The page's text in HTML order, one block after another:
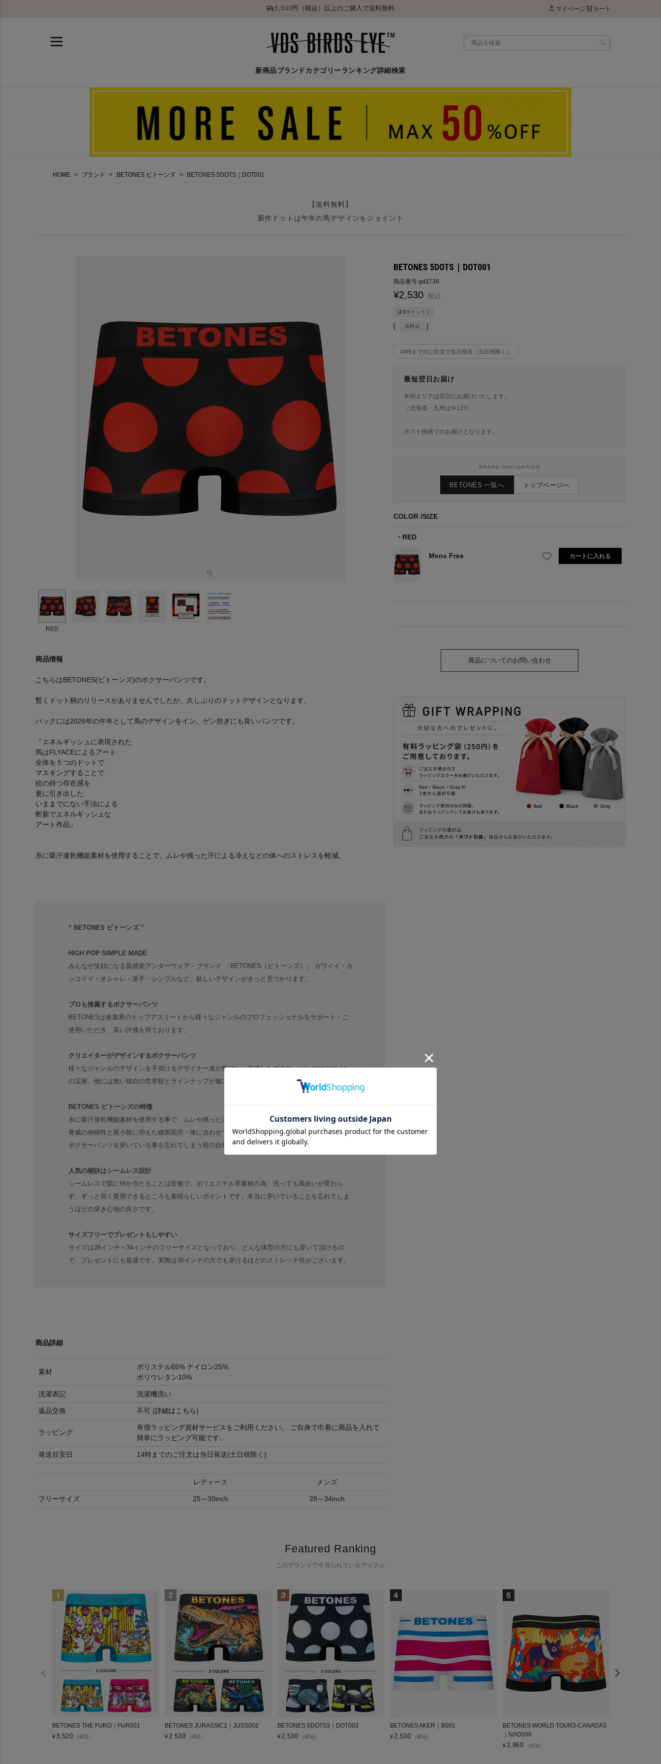
5,500円（税込）以上のご購入で送料無料 マイページ カート
新商品ブランド カテゴリーランキング詳細検索
HOME ブランド BETONES ビトーンズ BETONES 5DOTS｜DOT001
【送料無料】
新作ドットは午年の馬デザインをジョイント
RED
商品情報
こちらはBETONES(ビトーンズ)のボクサーパンツです。
暫くドット柄のリリースがありませんでしたが、久しぶりのドットデザインとなります。
バックには2026年の午年として馬のデザインをイン。ゲン担ぎにも良いパンツです。
『エネルギッシュに表現された
馬はFLYACEによるアート
全体を５つのドットで
マスキングすることで
絵の持つ存在感を
更に引き出した
いままでにない手法による
斬新でエネルギッシュな
アート作品』
糸に吸汗速乾機能素材を使用することで、ムレや残った汗による冷えなどの体へのストレスを軽減。
“ BETONES ビトーンズ ”
HIGH POP SIMPLE MADE
みんなが笑顔になる新感覚アンダーウェア・ブランド 「BETONES（ビトーンズ）」 カワイイ・カ
ッコイイ・オシャレ・派手・シンプルなど、欲しいデザインがきっと見つかります。
プロも推薦するボクサーパンツ
BETONESは各業界のトップアスリートから様々なジャンルのプロフェッショナルをサポート・ご
使用いただき、高い評価を得ております。
クリエイターがデザインするボクサーパンツ
様々なジャンルのデザインを手掛けるデザイナー達が集結し・完成したボクサーパンツはデザイン
の宝庫。他には無い独自の世界観とラインナップが魅力です。
BETONES ビトーンズの特徴
糸に吸汗速乾機能素材を使用する事で、ムレや残った汗による冷えなどの体へのストレスを軽減。
脅威の伸縮性と最小限に抑えた縫製箇所・体に合わせて立体的に編み込んでいく立体成型により、
ボクサーパンツを穿いている事を忘れてしまう程の自然な穿き心地を実現させました。
人気の秘訣はシームレス設計
シームレスで肌に何か当たることは皆無で、ポリエステル系素材の為、洗っても風合いが変わら
ず、ずっと長く愛用できるところも素晴らしいポイントです。本当に穿いていることを忘れてしま
うほどの穿き心地の良さです。
サイズフリーでプレゼントもしやすい
サイズは28インチ～34インチのフリーサイズとなっており、どんな体型の方にも穿いて頂けるの
で、プレゼントにも最適です。実際は36インチの方でも穿けるほどのストレッチ性がございます。
商品詳細
素材
ポリステル65% ナイロン25%
ポリウレタン10%
洗濯表記 洗濯機洗い
返品交換 不可 (詳細はこちら)
ラッピング
有償ラッピング資材サービスをご利用ください。 ご自身で巾着に商品を入れて
簡単にラッピング可能です。
発送目安日 14時までのご注文は当日発送(土日祝除く)
レディース メンズ
フリーサイズ 25～30inch 28～34inch
BETONES 5DOTS｜DOT001
商品番号 gd3738
¥2,530 税込
[23ポイント ]
送料込
14時までのご注文で当日発送（土日祝除く）
最短翌日お届け
本州エリアは翌日にお届けいたします。
（北海道・九州は中1日）
ポスト投函でのお届けとなります。
BRAND NAVIGATION
BETONES 一覧へ トップページへ
COLOR SIZE
RED
Mens Free カートに入れる
商品についてのお問い合わせ
Featured Ranking
このブランドで今見られているアイテム
BETONES THE FURO｜FUR001
¥ 3,520 （税込）
BETONES JURASSIC2｜JUSS002
¥2,530 （税込）
BETONES 5DOTS3｜DOT003
¥2,530 （税込）
BETONES AKER｜B001
¥2,530 （税込）
BETONES WORLD TOUR3-CANADA3
｜NAD008
¥2,860 （税込）